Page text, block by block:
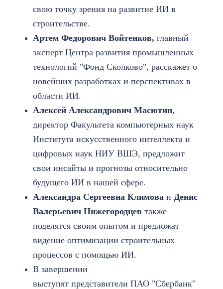
свою точку зрения на развитие ИИ в
строительстве.
Артем Федорович Войтенков, главный
эксперт Центра развития промышленных
технологий "Фонд Сколково", расскажет о
новейших разработках и перспективах в
области ИИ.
Алексей Александрович Масютин,
директор Факультета компьютерных наук
Института искусственного интеллекта и
цифровых наук НИУ ВШЭ, предложит
свои инсайты и прогнозы относительно
будущего ИИ в нашей сфере.
Александра Сергеевна Климова и Денис
Валерьевич Нижегородцев также
поделятся своим опытом и предложат
видение оптимизации строительных
процессов с помощью ИИ.
В завершении
выступят представители ПАО "Сбербанк"